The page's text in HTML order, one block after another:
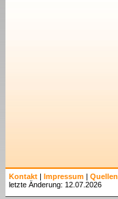
Kontakt | Impressum | Quellen
letzte Änderung: 12.07.2026